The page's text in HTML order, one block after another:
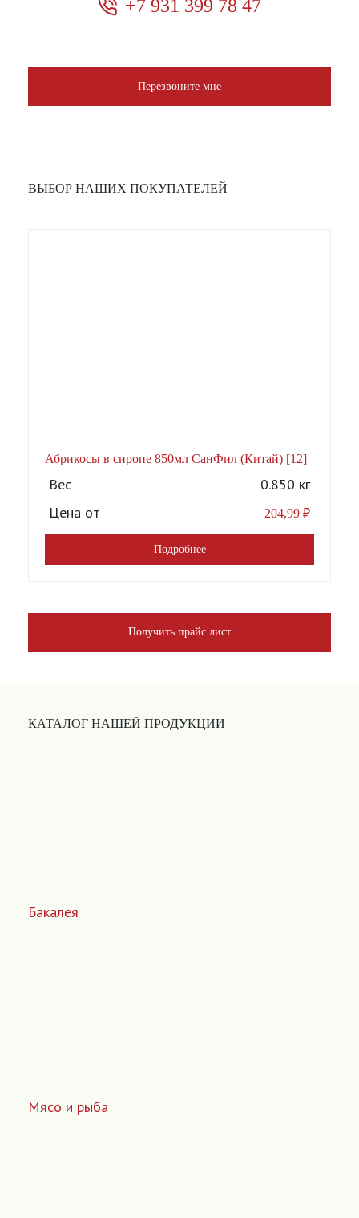
+7 931 399 78 47
Перезвоните мне
ВЫБОР НАШИХ ПОКУПАТЕЛЕЙ
Абрикосы в сиропе 850мл СанФил (Китай) [12]
Вес
0.850 кг
Цена от
204,99 ₽
Подробнее
Получить прайс лист
КАТАЛОГ НАШЕЙ ПРОДУКЦИИ
Бакалея
Мясо и рыба